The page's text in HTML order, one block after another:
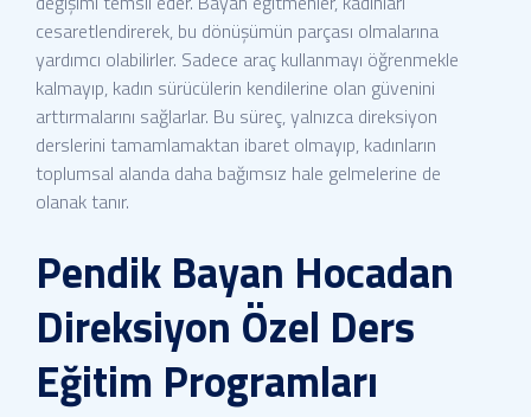
cesaretlendirerek, bu dönüşümün parçası olmalarına
yardımcı olabilirler. Sadece araç kullanmayı öğrenmekle
kalmayıp, kadın sürücülerin kendilerine olan güvenini
arttırmalarını sağlarlar. Bu süreç, yalnızca direksiyon
derslerini tamamlamaktan ibaret olmayıp, kadınların
toplumsal alanda daha bağımsız hale gelmelerine de
olanak tanır.
Pendik Bayan Hocadan
Direksiyon Özel Ders
Eğitim Programları